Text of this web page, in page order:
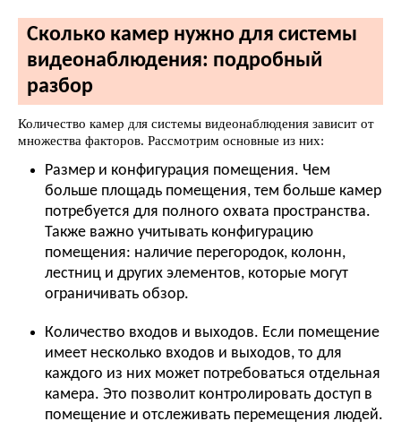
Сколько камер нужно для системы
видеонаблюдения: подробный
разбор
Количество камер для системы видеонаблюдения зависит от
множества факторов. Рассмотрим основные из них:
Размер и конфигурация помещения. Чем
больше площадь помещения, тем больше камер
потребуется для полного охвата пространства.
Также важно учитывать конфигурацию
помещения: наличие перегородок, колонн,
лестниц и других элементов, которые могут
ограничивать обзор.
Количество входов и выходов. Если помещение
имеет несколько входов и выходов, то для
каждого из них может потребоваться отдельная
камера. Это позволит контролировать доступ в
помещение и отслеживать перемещения людей.